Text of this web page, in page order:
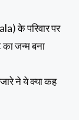
के परिवार पर
जन्म बना
ने ये क्या कह